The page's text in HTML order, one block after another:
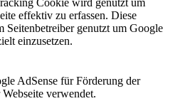
Cookie wird genutzt um
effektiv zu erfassen. Diese
Seitenbetreiber genutzt um Google
einzusetzen.
AdSense für Förderung der
verwendet.